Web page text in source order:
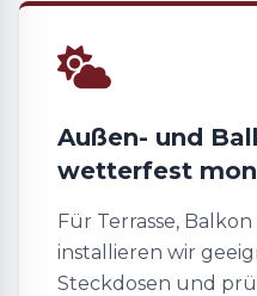
Außen- und
wetterfest
Für Terrasse,
installieren wir
Steckdosen und